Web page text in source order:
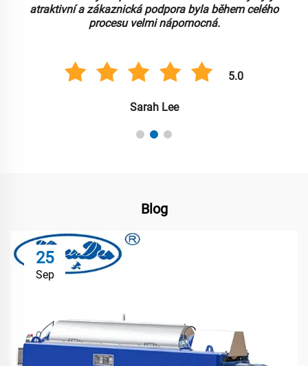
atraktivní a zákaznická podpora byla během celého
procesu velmi nápomocná.
5.0
Sarah Lee
Blog
25
Sep